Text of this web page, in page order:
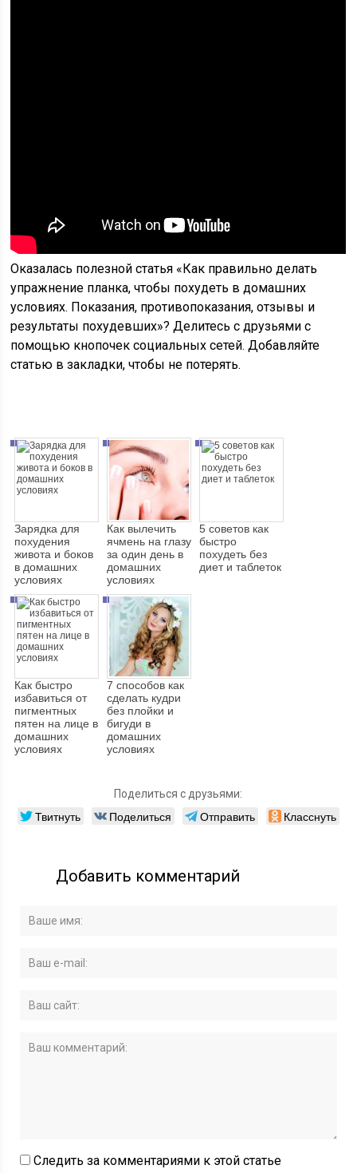
Оказалась полезной статья «Как правильно делать
упражнение планка, чтобы похудеть в домашних
условиях. Показания, противопоказания, отзывы и
результаты похудевших»? Делитесь с друзьями с
помощью кнопочек социальных сетей. Добавляйте
статью в закладки, чтобы не потерять.
Зарядка для
похудения
живота и боков
в домашних
условиях
Как вылечить
ячмень на глазу
за один день в
домашних
условиях
5 советов как
быстро
похудеть без
диет и таблеток
Как быстро
избавиться от
пигментных
пятен на лице в
домашних
условиях
7 способов как
сделать кудри
без плойки и
бигуди в
домашних
условиях
Поделиться с друзьями:
Твитнуть Поделиться Отправить Класснуть
Добавить комментарий
Следить за комментариями к этой статье